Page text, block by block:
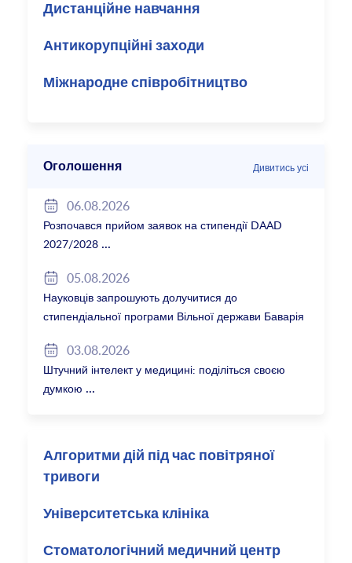
Дистанційне навчання
Антикорупційні заходи
Міжнародне співробітництво
Оголошення Дивитись усі
06.08.2026
Розпочався прийом заявок на стипендії DAAD
2027/2028
05.08.2026
Науковців запрошують долучитися до
стипендіальної програми Вільної держави Баварія
03.08.2026
Штучний інтелект у медицині: поділіться своєю
думкою
Алгоритми дій під час повітряної
тривоги
Університетська клініка
Стоматологічний медичний центр